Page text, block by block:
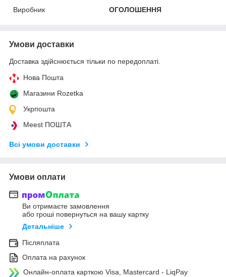
Виробник
ОГОЛОШЕННЯ
Умови доставки
Доставка здійснюється тільки по передоплаті.
Нова Пошта
Магазини Rozetka
Укрпошта
Meest ПОШТА
Всі умови доставки
Умови оплати
Ви отримаєте замовлення
або гроші повернуться на вашу картку
Детальніше
Післяплата
Оплата на рахунок
Онлайн-оплата карткою Visa, Mastercard - LiqPay